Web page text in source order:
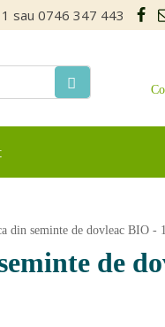
sau 0746 347 443
din seminte de dovleac BIO -
de